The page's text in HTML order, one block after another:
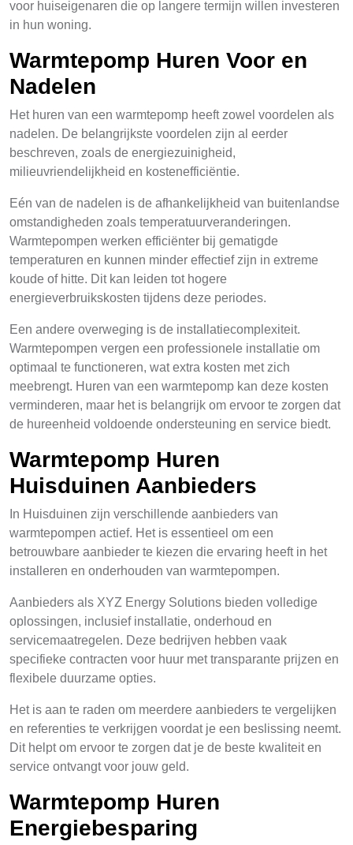
voor huiseigenaren die op langere termijn willen investeren
in hun woning.
Warmtepomp Huren Voor en
Nadelen
Het huren van een warmtepomp heeft zowel voordelen als
nadelen. De belangrijkste voordelen zijn al eerder
beschreven, zoals de energiezuinigheid,
milieuvriendelijkheid en kostenefficiëntie.
Eén van de nadelen is de afhankelijkheid van buitenlandse
omstandigheden zoals temperatuurveranderingen.
Warmtepompen werken efficiënter bij gematigde
temperaturen en kunnen minder effectief zijn in extreme
koude of hitte. Dit kan leiden tot hogere
energieverbruikskosten tijdens deze periodes.
Een andere overweging is de installatiecomplexiteit.
Warmtepompen vergen een professionele installatie om
optimaal te functioneren, wat extra kosten met zich
meebrengt. Huren van een warmtepomp kan deze kosten
verminderen, maar het is belangrijk om ervoor te zorgen dat
de hureenheid voldoende ondersteuning en service biedt.
Warmtepomp Huren
Huisduinen Aanbieders
In Huisduinen zijn verschillende aanbieders van
warmtepompen actief. Het is essentieel om een
betrouwbare aanbieder te kiezen die ervaring heeft in het
installeren en onderhouden van warmtepompen.
Aanbieders als XYZ Energy Solutions bieden volledige
oplossingen, inclusief installatie, onderhoud en
servicemaatregelen. Deze bedrijven hebben vaak
specifieke contracten voor huur met transparante prijzen en
flexibele duurzame opties.
Het is aan te raden om meerdere aanbieders te vergelijken
en referenties te verkrijgen voordat je een beslissing neemt.
Dit helpt om ervoor te zorgen dat je de beste kwaliteit en
service ontvangt voor jouw geld.
Warmtepomp Huren
Energiebesparing